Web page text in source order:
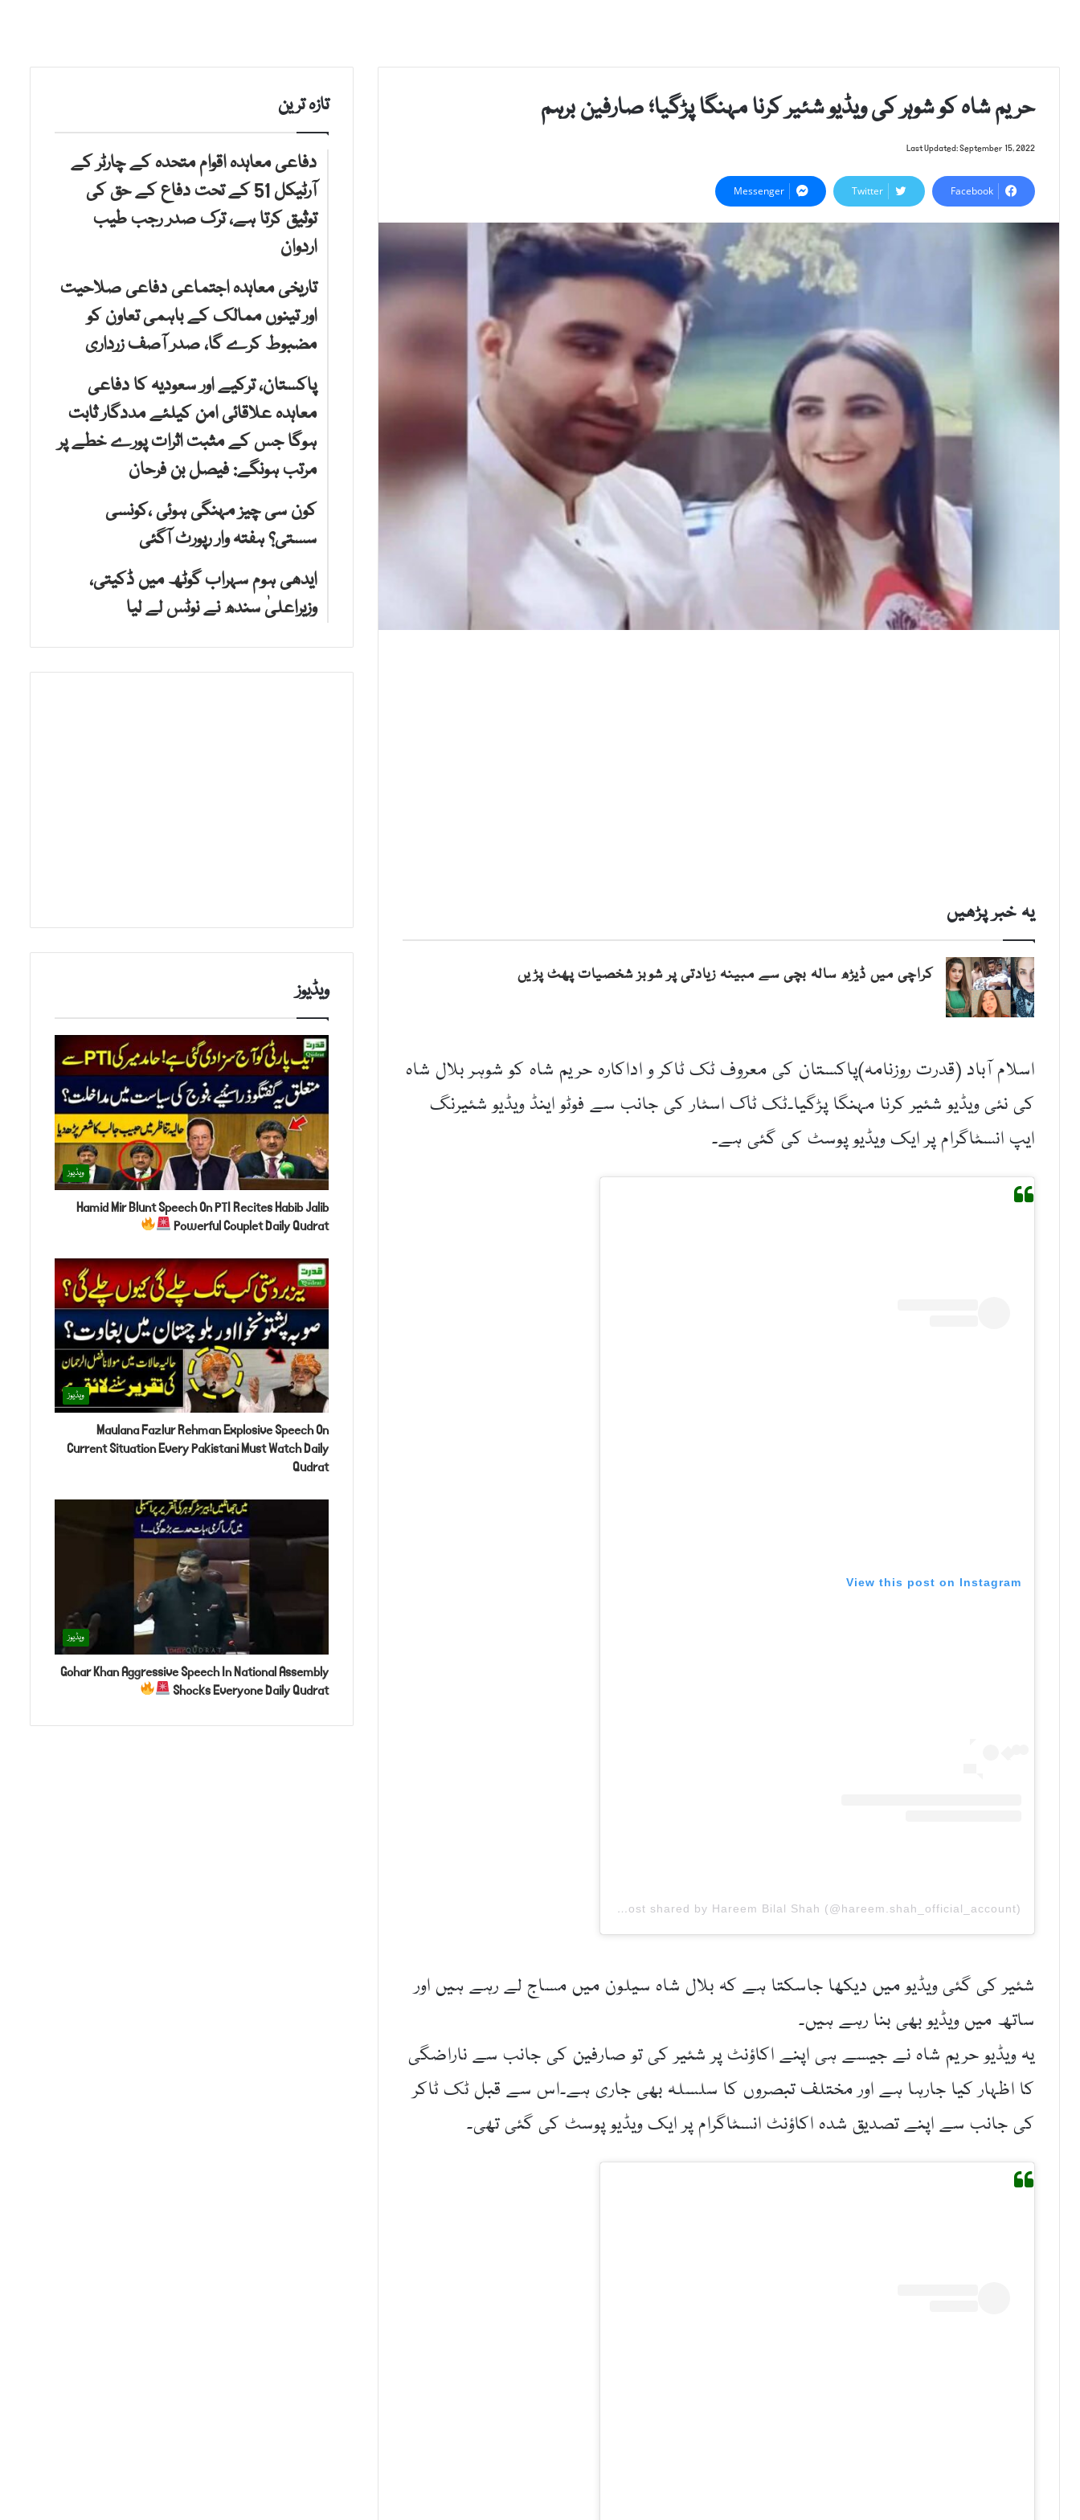
حریم شاہ کو شوہر کی ویڈیو شئیر کرنا مہنگا پڑگیا؛ صارفین برہم
Last Updated: September 15, 2022
Facebook
Twitter
Messenger
یہ خبر پڑھیں
کراچی میں ڈیڑھ سالہ بچی سے مبینہ زیادتی پر شوبز شخصیات پھٹ پڑیں
اسلام آباد (قدرت روزنامہ)پاکستان کی معروف ٹک ٹاکر و اداکارہ حریم شاہ کو شوہر بلال شاہ
کی نئی ویڈیو شئیر کرنا مہنگا پڑگیا۔ٹک ٹاک اسٹار کی جانب سے فوٹو اینڈ ویڈیو شئیرنگ
ایپ انسٹاگرام پر ایک ویڈیو پوسٹ کی گئی ہے۔
View this post on Instagram
A post shared by Hareem Bilal Shah (@hareem.shah_official_account)
شئیر کی گئی ویڈیو میں دیکھا جاسکتا ہے کہ بلال شاہ سیلون میں مساج لے رہے ہیں اور
ساتھ میں ویڈیو بھی بنا رہے ہیں۔
یہ ویڈیو حریم شاہ نے جیسے ہی اپنے اکاؤنٹ پر شئیر کی تو صارفین کی جانب سے ناراضگی
کا اظہار کیا جارہا ہے اور مختلف تبصروں کا سلسلہ بھی جاری ہے۔اس سے قبل ٹک ٹاکر
کی جانب سے اپنے تصدیق شدہ اکاؤنٹ انسٹاگرام پر ایک ویڈیو پوسٹ کی گئی تھی۔
تازہ ترین
دفاعی معاہدہ اقوام متحدہ کے چارٹر کے
آرٹیکل 51 کے تحت دفاع کے حق کی
توثیق کرتا ہے، ترک صدر رجب طیب
اردوان
تاریخی معاہدہ اجتماعی دفاعی صلاحیت
اور تینوں ممالک کے باہمی تعاون کو
مضبوط کرے گا، صدر آصف زرداری
پاکستان، ترکیے اور سعودیہ کا دفاعی
معاہدہ علاقائی امن کیلئے مددگار ثابت
ہوگا جس کے مثبت اثرات پورے خطے پر
مرتب ہونگے: فیصل بن فرحان
کون سی چیز مہنگی ہوئی ،کونسی
سستی؟ ہفتہ وار رپورٹ آگئی
ایدھی ہوم سہراب گوٹھ میں ڈکیتی،
وزیراعلیٰ سندھ نے نوٹس لے لیا
ویڈیوز
ویڈیوز
Hamid Mir Blunt Speech On PTI Recites Habib Jalib
Powerful Couplet Daily Qudrat
ویڈیوز
Maulana Fazlur Rehman Explosive Speech On
Current Situation Every Pakistani Must Watch Daily
Qudrat
ویڈیوز
Gohar Khan Aggressive Speech In National Assembly
Shocks Everyone Daily Qudrat